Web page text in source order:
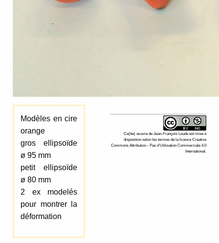
Modèles en cire
orange
gros ellipsoïde
ø 95 mm
petit ellipsoïde
ø 80 mm
2 ex modelés
pour montrer la
déformation
Ce(tte) œuvre de Jean-François Loude est mise à
disposition selon les termes de la licence Creative
Commons Attribution - Pas d’Utilisation Commerciale 4.0
International.